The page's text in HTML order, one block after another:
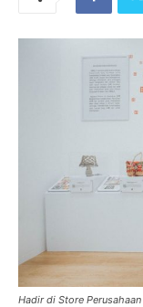
Hadir di Store